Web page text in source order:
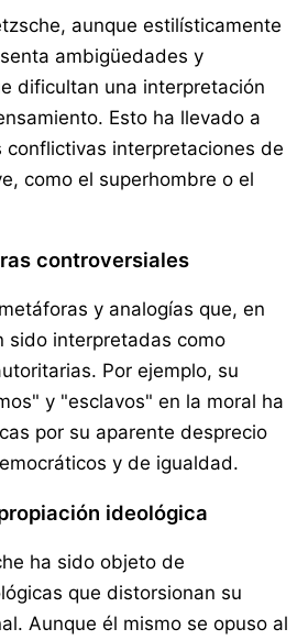
aunque estilísticamente
ambigüedades y
dificultan una interpretación
Esto ha llevado a
conflictivas interpretaciones de
como el superhombre o el
controversiales
y analogías que, en
sido interpretadas como
Por ejemplo, su
y "esclavos" en la moral ha
por su aparente desprecio
y de igualdad.
ideológica
ha sido objeto de
que distorsionan su
Aunque él mismo se opuso al